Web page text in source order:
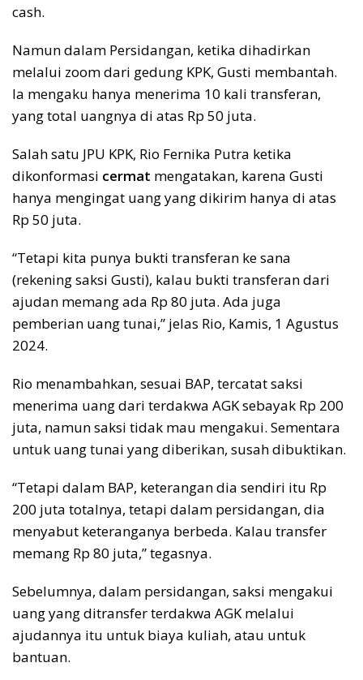
cash.
Namun dalam Persidangan, ketika dihadirkan
melalui zoom dari gedung KPK, Gusti membantah.
Ia mengaku hanya menerima 10 kali transferan,
yang total uangnya di atas Rp 50 juta.
Salah satu JPU KPK, Rio Fernika Putra ketika
dikonformasi cermat mengatakan, karena Gusti
hanya mengingat uang yang dikirim hanya di atas
Rp 50 juta.
“Tetapi kita punya bukti transferan ke sana
(rekening saksi Gusti), kalau bukti transferan dari
ajudan memang ada Rp 80 juta. Ada juga
pemberian uang tunai,” jelas Rio, Kamis, 1 Agustus
2024.
Rio menambahkan, sesuai BAP, tercatat saksi
menerima uang dari terdakwa AGK sebayak Rp 200
juta, namun saksi tidak mau mengakui. Sementara
untuk uang tunai yang diberikan, susah dibuktikan.
“Tetapi dalam BAP, keterangan dia sendiri itu Rp
200 juta totalnya, tetapi dalam persidangan, dia
menyabut keteranganya berbeda. Kalau transfer
memang Rp 80 juta,” tegasnya.
Sebelumnya, dalam persidangan, saksi mengakui
uang yang ditransfer terdakwa AGK melalui
ajudannya itu untuk biaya kuliah, atau untuk
bantuan.